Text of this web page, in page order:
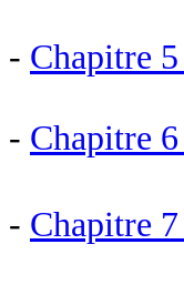
- Chapitre
- Chapitre
- Chapitre